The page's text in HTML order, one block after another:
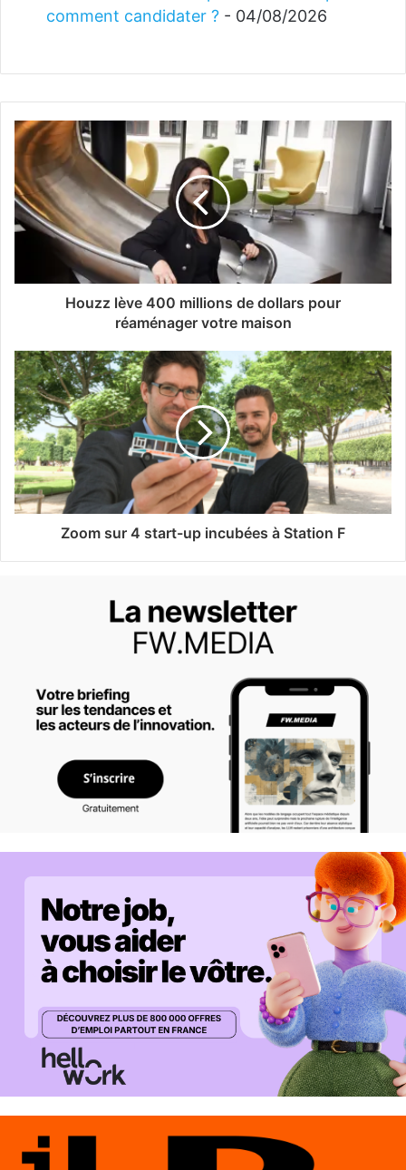
comment candidater ? - 04/08/2026
Houzz lève 400 millions de dollars pour
réaménager votre maison
Zoom sur 4 start-up incubées à Station F